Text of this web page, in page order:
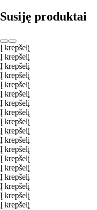
Susiję produktai
Į krepšelį
Į krepšelį
Į krepšelį
Į krepšelį
Į krepšelį
Į krepšelį
Į krepšelį
Į krepšelį
Į krepšelį
Į krepšelį
Į krepšelį
Į krepšelį
Į krepšelį
Į krepšelį
Į krepšelį
Į krepšelį
Į krepšelį
Į krepšelį